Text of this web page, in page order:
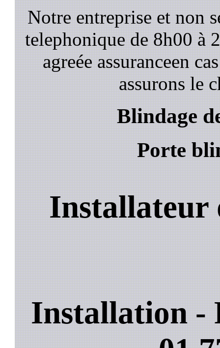
Notre entreprise et non
telephonique de 8h00 à
agreée assuranceen
assurons le
Blindage
Porte
Installateur
Installation -